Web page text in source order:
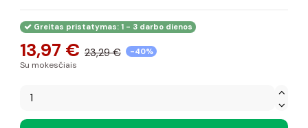
Greitas pristatymas: 1 - 3 darbo dienos
13,97 € 23,29 € -40%
Su mokesčiais